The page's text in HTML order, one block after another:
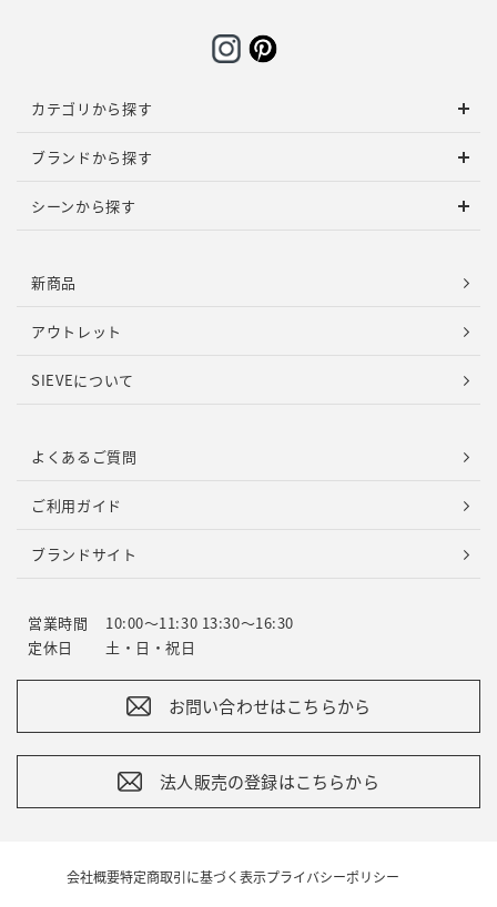
カテゴリから探す
ブランドから探す
シーンから探す
新商品
アウトレット
SIEVEについて
よくあるご質問
ご利用ガイド
ブランドサイト
営業時間
10:00～11:30 13:30～16:30
定休日
土・日・祝日
お問い合わせはこちらから
法人販売の登録はこちらから
会社概要特定商取引に基づく表示プライバシーポリシー